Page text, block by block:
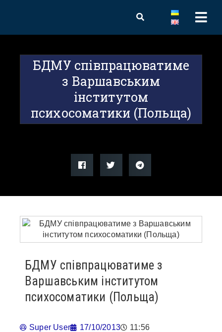
БДМУ співпрацюватиме
з Варшавським
інститутом
психосоматики (Польща)
БДМУ співпрацюватиме з
Варшавським інститутом
психосоматики (Польща)
Super User 17/10/2013 11:56